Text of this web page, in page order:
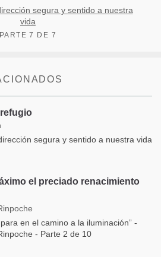
segura y sentido a nuestra
vida
PARTE 7 DE 7
segura y sentido a nuestra vida
el preciado renacimiento
en el camino a la iluminación” -
- Parte 2 de 10